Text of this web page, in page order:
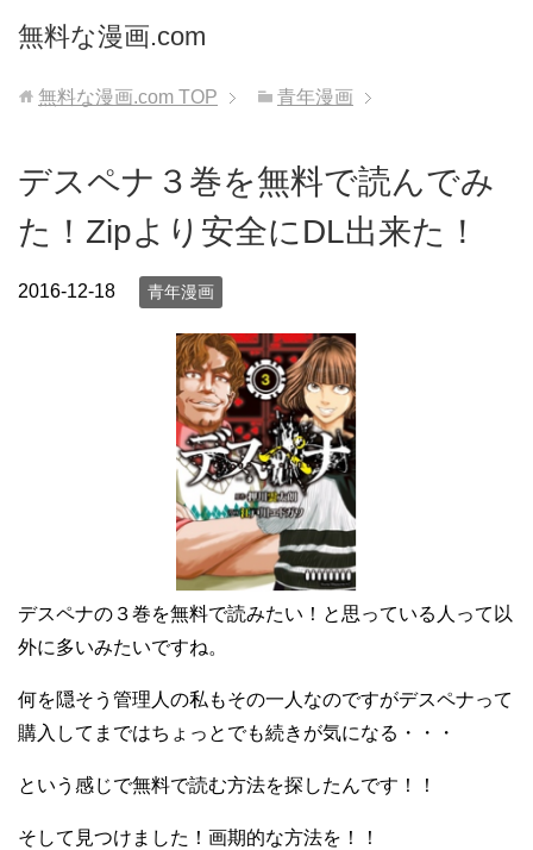
無料な漫画.com
無料な漫画.com TOP 青年漫画
デスペナ３巻を無料で読んでみ
た！Zipより安全にDL出来た！
2016-12-18 青年漫画
デスペナの３巻を無料で読みたい！と思っている人って以
外に多いみたいですね。
何を隠そう管理人の私もその一人なのですがデスペナって
購入してまではちょっとでも続きが気になる・・・
という感じで無料で読む方法を探したんです！！
そして見つけました！画期的な方法を！！